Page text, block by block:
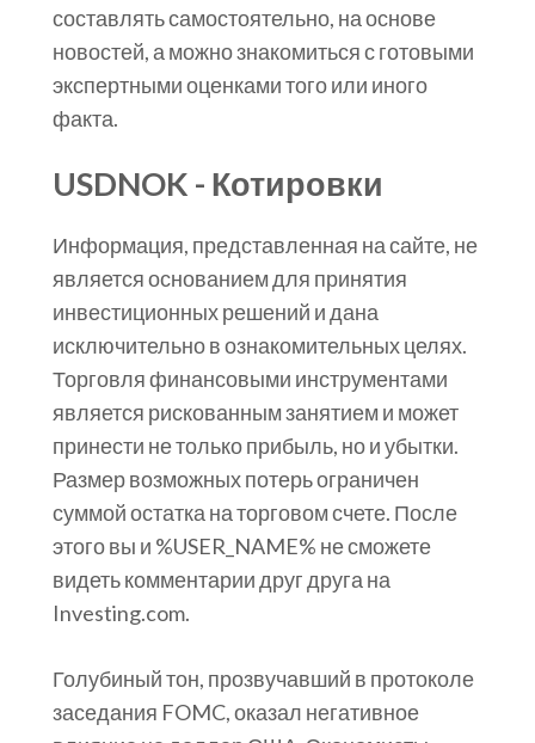
составлять самостоятельно, на основе
новостей, а можно знакомиться с готовыми
экспертными оценками того или иного
факта.
USDNOK - Котировки
Информация, представленная на сайте, не
является основанием для принятия
инвестиционных решений и дана
исключительно в ознакомительных целях.
Торговля финансовыми инструментами
является рискованным занятием и может
принести не только прибыль, но и убытки.
Размер возможных потерь ограничен
суммой остатка на торговом счете. После
этого вы и %USER_NAME% не сможете
видеть комментарии друг друга на
Investing.com.
Голубиный тон, прозвучавший в протоколе
заседания FOMC, оказал негативное